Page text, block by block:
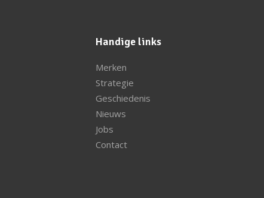
Handige links
Merken
Strategie
Geschiedenis
Nieuws
Jobs
Contact